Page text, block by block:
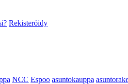
Rekisteröidy
NCC Espoo asuntokauppa